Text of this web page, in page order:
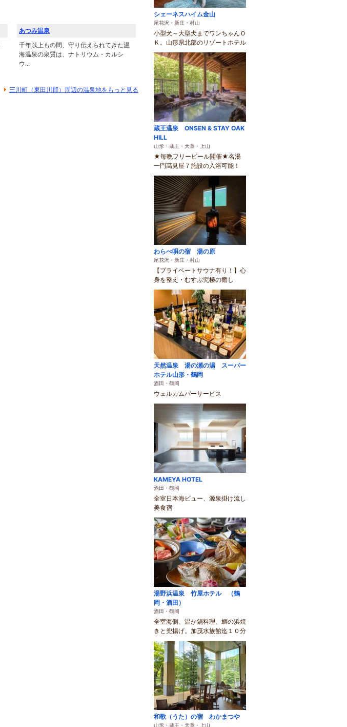
あつみ温泉
千年以上もの間、守り伝えられてきた温
海温泉の泉質は、ナトリウム・カルシ
ウ...
三川町（東田川郡）周辺の温泉地をもっと見る
シェーネスハイム金山
尾花沢・新庄・村山
小型犬～大型犬までワンちゃんＯ
Ｋ。山形県北部のリゾートホテル
蔵王温泉 ONSEN & STAY OAK
HILL
山形・蔵王・天童・上山
★毎晩フリービール開催★名湯
一門高見屋７施設の入浴可能！
わらべ唄の宿 湯の原
尾花沢・新庄・村山
【プライベートサウナ有り！】心
身を整え・むすぶ究極の癒し
天然温泉 湯の瀬の湯 スーパー
ホテル山形・鶴岡
酒田・鶴岡
ウェルカムバーサービス
KAMEYA HOTEL
酒田・鶴岡
全室日本海ビュー、源泉掛け流し
美食宿
湯野浜温泉 竹屋ホテル （鶴
岡・酒田）
酒田・鶴岡
全室海側、温か鍋料理、鯛の浜焼
きと兜揚げ。加茂水族館迄１０分
和歌（うた）の宿 わかまつや
山形・蔵王・天童・上山